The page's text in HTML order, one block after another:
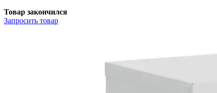
Товар закончился
Запросить товар